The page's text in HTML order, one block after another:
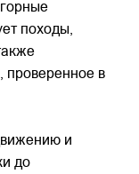
походы,
проверенное в
и
до